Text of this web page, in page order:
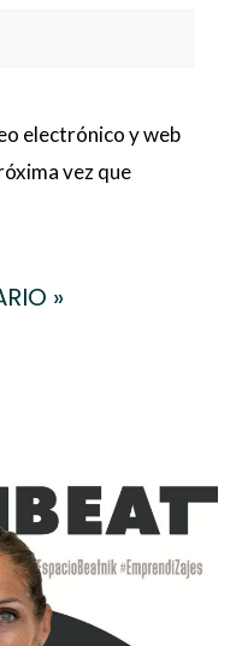
electrónico y web
vez que